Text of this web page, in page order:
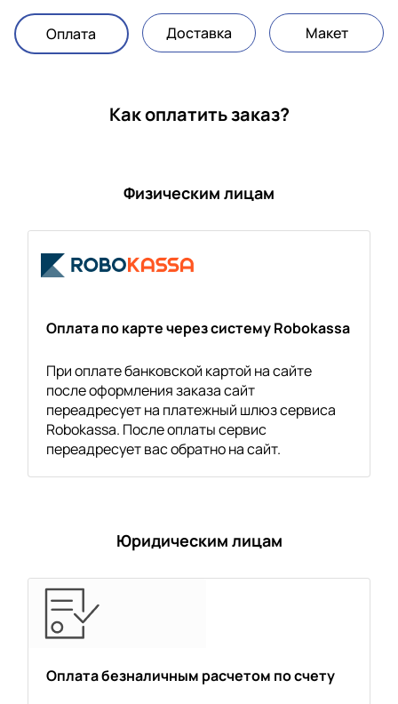
Оплата Доставка Макет
Как оплатить заказ?
Физическим лицам
Оплата по карте через систему Robokassa
При оплате банковской картой на сайте
после оформления заказа сайт
переадресует на платежный шлюз сервиса
Robokassa. После оплаты сервис
переадресует вас обратно на сайт.
Юридическим лицам
Оплата безналичным расчетом по счету